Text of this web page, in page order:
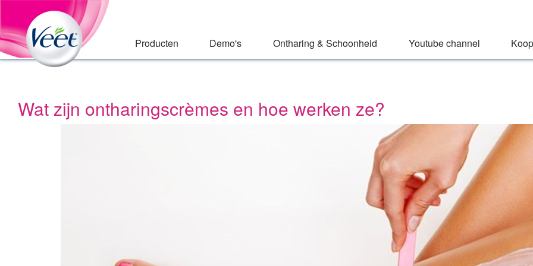
Primary
Navigation,
Main
Content
Huis
Main
Navigation Producten Demo's Ontharing & Schoonheid Youtube channel
Wat zijn ontharingscrèmes en hoe werken ze?